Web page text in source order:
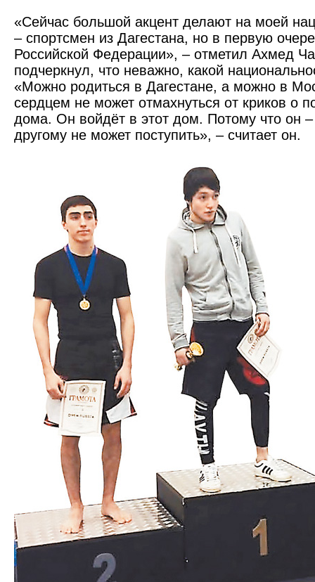
«Сейчас большой акцент делают на моей
– спортсмен из Дагестана, но в первую
Российской Федерации», – отметил Ахмед
подчеркнул, что неважно, какой
«Можно родиться в Дагестане, а можно в
серд­цем не может отмахнуться от криков о
дома. Он войдёт в этот дом. Потому что он
другому не может поступить», – считает он.